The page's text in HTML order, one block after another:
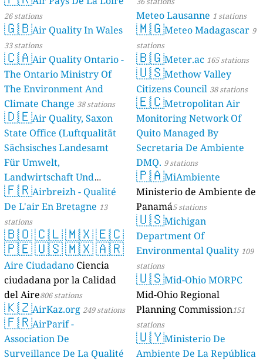
26 stations
🇬🇧Air Quality In Wales
33 stations
🇨🇦Air Quality Ontario -
The Ontario Ministry Of
The Environment And
Climate Change 38 stations
🇩🇪Air Quality, Saxon
State Office (Luftqualität
Sächsisches Landesamt
Für Umwelt,
Landwirtschaft Und
Geologie) 50 stations
🇫🇷Airbreizh - Qualité
De L'air En Bretagne 13
stations
🇧🇴🇨🇱🇲🇽🇪🇨
🇵🇪🇺🇸🇲🇽🇦🇷
Aire Ciudadano Ciencia
ciudadana por la Calidad
del Aire806 stations
🇰🇿AirKaz.org 249 stations
🇫🇷AirParif -
Association De
Surveillance De La Qualité
Meteo Lausanne 1 stations
🇲🇬Meteo Madagascar 9
stations
🇧🇬Meter.ac 165 stations
🇺🇸Methow Valley
Citizens Council 38 stations
🇪🇨Metropolitan Air
Monitoring Network Of
Quito Managed By
Secretaria De Ambiente
DMQ. 9 stations
🇵🇦MiAmbiente
Ministerio de Ambiente de
Panamá5 stations
🇺🇸Michigan
Department Of
Environmental Quality 109
stations
🇺🇸Mid-Ohio MORPC
Mid-Ohio Regional
Planning Commission151
stations
🇺🇾Ministerio De
Ambiente De La República